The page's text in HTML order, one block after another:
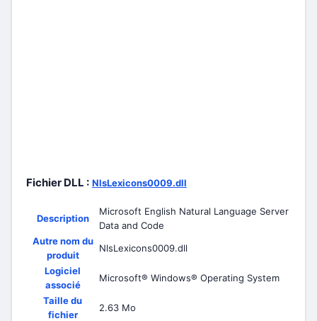
Fichier DLL : NlsLexicons0009.dll
Description
Microsoft English Natural Language Server
Data and Code
Autre nom du
produit
NlsLexicons0009.dll
Logiciel
associé
Microsoft® Windows® Operating System
Taille du
fichier
2.63 Mo